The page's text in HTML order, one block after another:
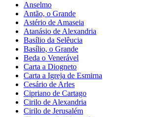
Anselmo
Antão, o Grande
Astério de Amaseia
Atanásio de Alexandria
Basílio da Selêucia
Basílio, o Grande
Beda o Venerável
Carta a Diogneto
Carta a Igreja de Esmirna
Cesário de Arles
Cipriano de Cartago
Cirilo de Alexandria
Cirilo de Jerusalém